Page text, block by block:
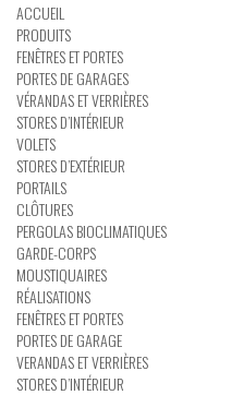
ACCUEIL
PRODUITS
FENÊTRES ET PORTES
PORTES DE GARAGES
VÉRANDAS ET VERRIÈRES
STORES D’INTÉRIEUR
VOLETS
STORES D’EXTÉRIEUR
PORTAILS
CLÔTURES
PERGOLAS BIOCLIMATIQUES
GARDE-CORPS
MOUSTIQUAIRES
RÉALISATIONS
FENÊTRES ET PORTES
PORTES DE GARAGE
VERANDAS ET VERRIÈRES
STORES D’INTÉRIEUR